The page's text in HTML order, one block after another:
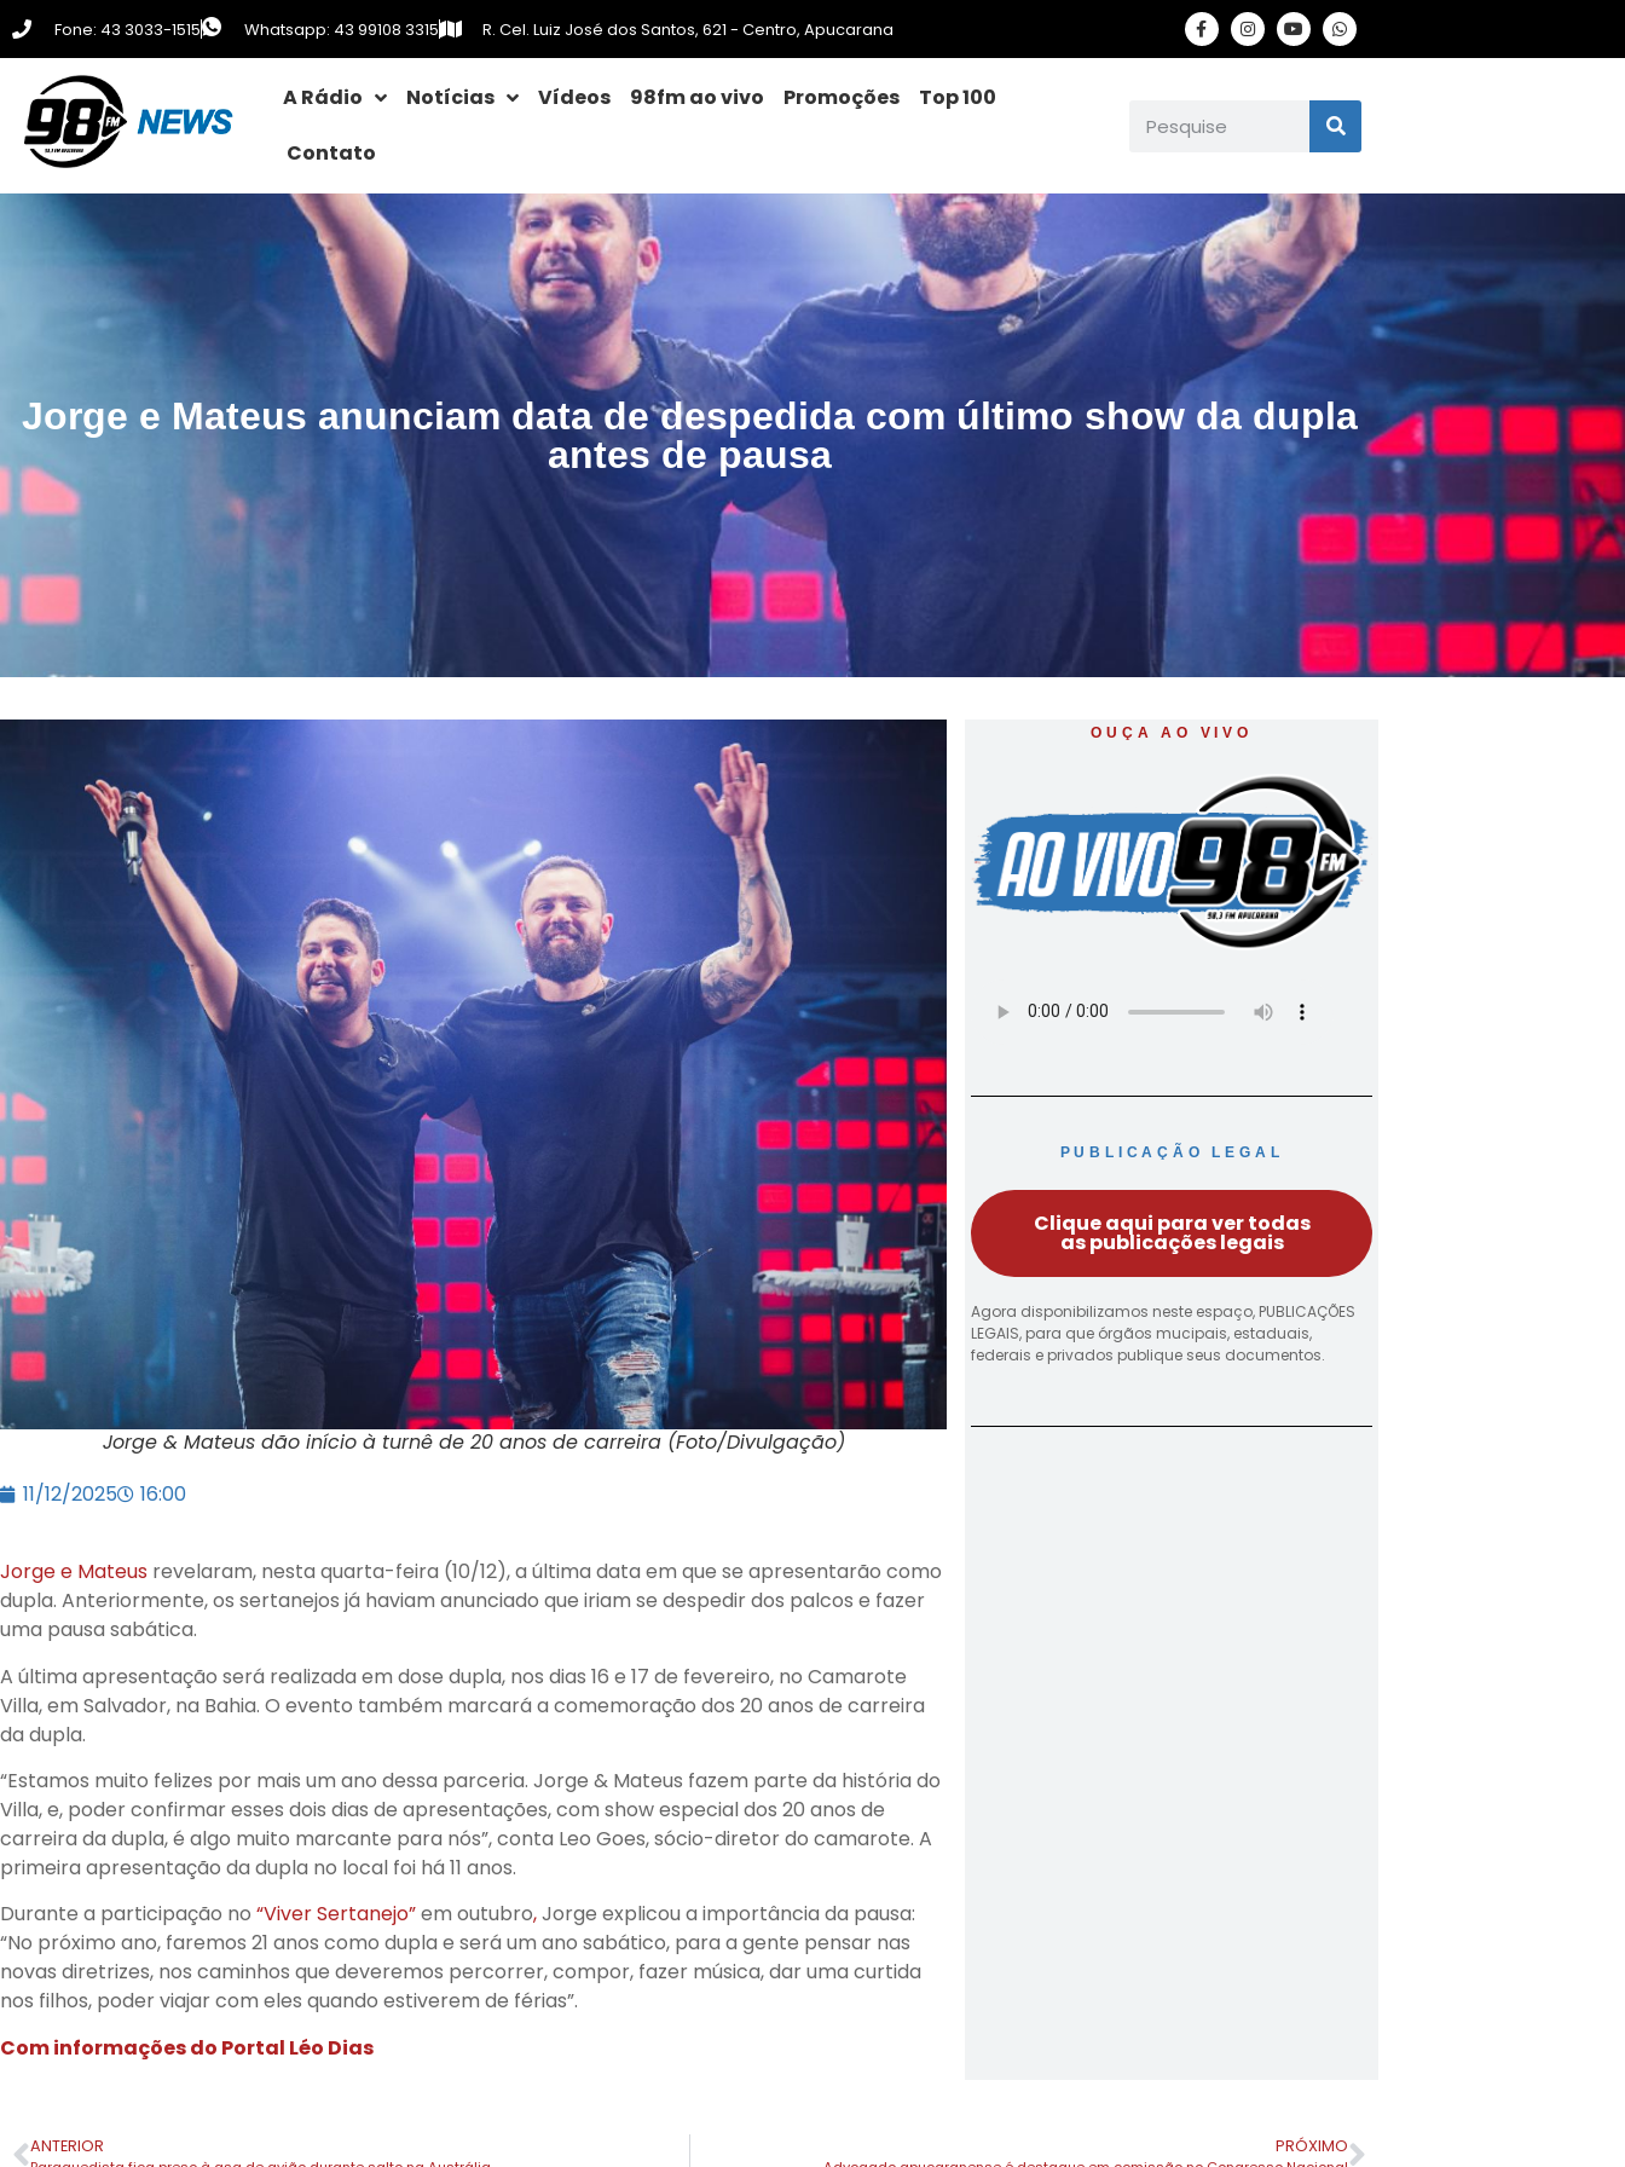
Fone: 43 3033-1515 Whatsapp: 43 99108 3315 R. Cel. Luiz José dos Santos, 621 - Centro, Apucarana
A Rádio Notícias Vídeos 98fm ao vivo Promoções
Top 100
Contato
Jorge e Mateus anunciam data de despedida com último show da dupla
antes de pausa
Jorge & Mateus dão início à turnê de 20 anos de carreira (Foto/Divulgação)
11/12/2025
16:00
Jorge e Mateus revelaram, nesta quarta-feira (10/12), a última data em que se apresentarão como
dupla. Anteriormente, os sertanejos já haviam anunciado que iriam se despedir dos palcos e fazer
uma pausa sabática.
A última apresentação será realizada em dose dupla, nos dias 16 e 17 de fevereiro, no Camarote
Villa, em Salvador, na Bahia. O evento também marcará a comemoração dos 20 anos de carreira
da dupla.
“Estamos muito felizes por mais um ano dessa parceria. Jorge & Mateus fazem parte da história do
Villa, e, poder confirmar esses dois dias de apresentações, com show especial dos 20 anos de
carreira da dupla, é algo muito marcante para nós”, conta Leo Goes, sócio-diretor do camarote. A
primeira apresentação da dupla no local foi há 11 anos.
Durante a participação no “Viver Sertanejo”em outubro,Jorge explicou a importância da pausa:
“No próximo ano, faremos 21 anos como dupla e será um ano sabático, para a gente pensar nas
novas diretrizes, nos caminhos que deveremos percorrer, compor, fazer música, dar uma curtida
nos filhos, poder viajar com eles quando estiverem de férias”.
Com informações do Portal Léo Dias
OUÇA AO VIVO
PUBLICAÇÃO LEGAL
Clique aqui para ver todas
as publicações legais
Agora disponibilizamos neste espaço, PUBLICAÇÕES
LEGAIS, para que órgãos mucipais, estaduais,
federais e privados publique seus documentos.
ANTERIOR PRÓXIMO